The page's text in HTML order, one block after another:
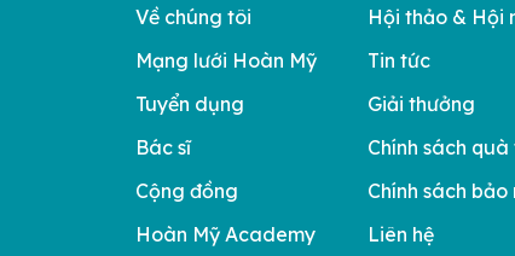
Về chúng tôi
Mạng lưới Hoàn Mỹ
Tuyển dụng
Bác sĩ
Cộng đồng
Hoàn Mỹ Academy
Hội thảo & Hội
Tin tức
Giải thưởng
Chính sách
Chính sách bảo
Liên hệ